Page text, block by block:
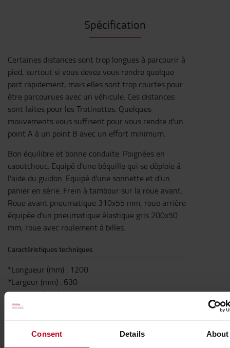
Consent Details About
Spécification
Certaines distances sont trop longues à parcourir à
pied, surtout si vous devez vous rendre quelque
part rapidement, mais elles sont trop courtes pour
être parcourues avec un véhicule. Ces distances
sont faites pour les Trotinettes. Quelques
mouvements vous suffisent pour vous rendre d'un
point A à un point B avec un effort minimum.
Bon équilibre et bonne conduite. Poignées en
caoutchouc. Equipé d'une béquille qui se déploie à
l'aide du guidon. Equipé d'une sonnette et d'un
panier en série. Frein à tambour sur la roue avant.
Roue avant pneumatique 310x55 mm, roue arrière
équipée d'un pneumatique élastique gris 200x50
mm, roue avec roulement à billes.
Caractéristiques techniques
*Longueur (mm) : 1200
*Largeur (mm) : 630
*Hauteur (mm) : 1104
Caractéristiques
Poids: